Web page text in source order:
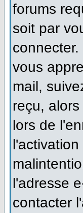
forums
soit par
vous
mail,
reçu,
lors de
l'adresse
contacter